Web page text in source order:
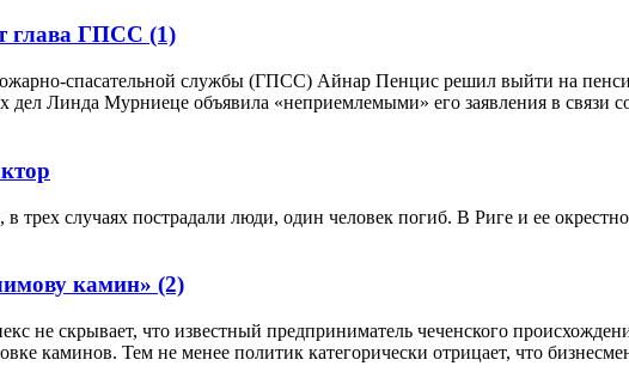
глава ГПСС (1)
спасательной службы (ГПСС) Айнар Пенцис решил выйти на
Линда Мурниеце объявила «неприемлемыми» его заявления в связи
случаях пострадали люди, один человек погиб. В Риге и ее
камин» (2)
не скрывает, что известный предприниматель чеченского
каминов. Тем не менее политик категорически отрицает, что